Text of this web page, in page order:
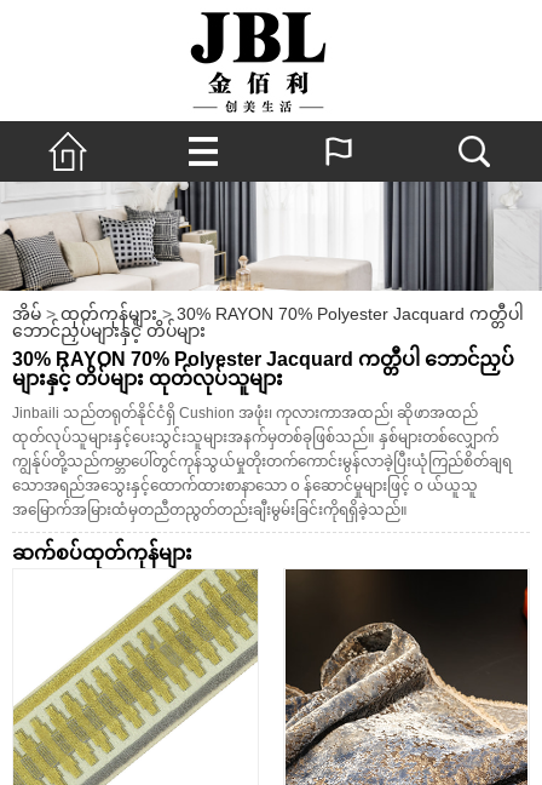
အိမ် > ထုတ်ကုန်များ > 30% RAYON 70% Polyester Jacquard ကတ္တီပါ
ဘောင်ညှပ်များနှင့် တိပ်များ
30% RAYON 70% Polyester Jacquard ကတ္တီပါ ဘောင်ညှပ်
များနှင့် တိပ်များ ထုတ်လုပ်သူများ
Jinbaili သည်တရုတ်နိုင်ငံရှိ Cushion အဖုံး၊ ကုလားကာအထည်၊ ဆိုဖာအထည်
ထုတ်လုပ်သူများနှင့်ပေးသွင်းသူများအနက်မှတစ်ခုဖြစ်သည်။ နှစ်များတစ်လျှောက်
ကျွန်ုပ်တို့သည်ကမ္ဘာပေါ်တွင်ကုန်သွယ်မှုတိုးတက်ကောင်းမွန်လာခဲ့ပြီးယုံကြည်စိတ်ချရ
သောအရည်အသွေးနှင့်ထောက်ထားစာနာသော ၀ န်ဆောင်မှုများဖြင့် ၀ ယ်ယူသူ
အမြောက်အမြားထံမှတညီတညွတ်တည်းချီးမွမ်းခြင်းကိုရရှိခဲ့သည်။
ဆက်စပ်ထုတ်ကုန်များ